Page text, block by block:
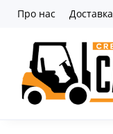
Про нас Доставка